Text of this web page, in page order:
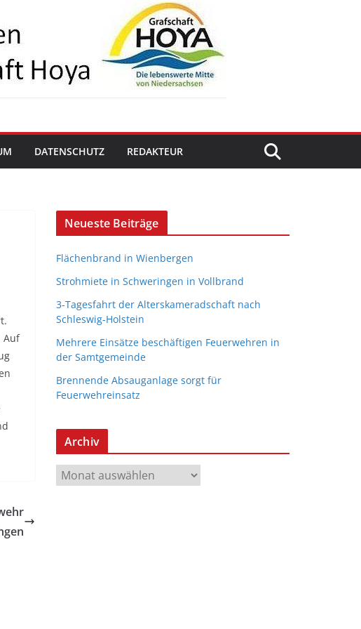
DATENSCHUTZ REDAKTEUR
Auf
Neueste Beiträge
Flächenbrand in Wienbergen
Strohmiete in Schweringen in Vollbrand
3-Tagesfahrt der Alterskameradschaft nach
Schleswig-Holstein
Mehrere Einsätze beschäftigen Feuerwehren in
der Samtgemeinde
Brennende Absauganlage sorgt für
Feuerwehreinsatz
Archiv
r